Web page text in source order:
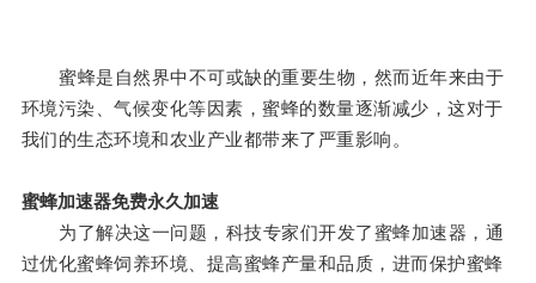
蜜蜂是自然界中不可或缺的重要生物，然而近年来由于
环境污染、气候变化等因素，蜜蜂的数量逐渐减少，这对于
我们的生态环境和农业产业都带来了严重影响。
蜜蜂加速器免费永久加速
为了解决这一问题，科技专家们开发了蜜蜂加速器，通
过优化蜜蜂饲养环境、提高蜜蜂产量和品质，进而保护蜜蜂